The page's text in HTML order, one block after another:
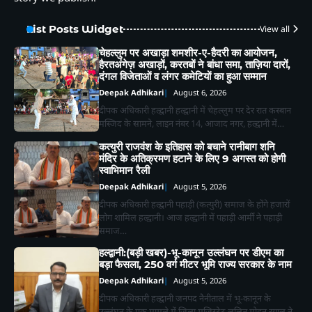
List Posts Widget View all
चेहल्लुम पर अखाड़ा शमशीर-ए-हैदरी का आयोजन,
हैरतअंगेज़ अखाड़ों, करतबों ने बांधा समा, ताज़िया दारों,
दंगल विजेताओं व लंगर कमेटियों का हुआ सम्मान
Deepak Adhikari August 6, 2026
दीपक अधिकारी हल्द्वानी हल्द्वानी में चेहल्लुम पर देर रात कस्बान
मस्जिद के सामने, लाइन नंबर 14, आजाद नगर, हल्द्वानी में…
कत्युरी राजवंश के इतिहास को बचाने रानीबाग शनि
मंदिर के अतिक्रमण हटाने के लिए 9 अगस्त को होगी
स्वाभिमान रैली
Deepak Adhikari August 5, 2026
दीपक अधिकारी हल्द्वानी पहाड़ी (कत्युरी) समाज के होंगे हजारों
लोग शामिल हल्द्वानी। आज हल्द्वानी में पहाड़ी आर्मी ने पहाड़ी
समाज…
हल्द्वानी:(बड़ी खबर)-भू-कानून उल्लंघन पर डीएम का
बड़ा फैसला, 250 वर्ग मीटर भूमि राज्य सरकार के नाम
Deepak Adhikari August 5, 2026
दीपक अधिकारी हल्द्वानी जनपद नैनीताल में भू-कानून के